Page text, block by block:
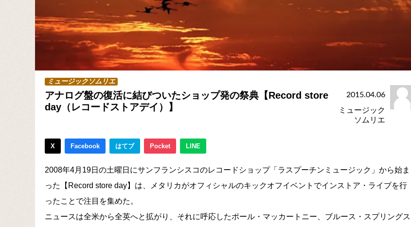
ミュージックソムリエ
アナログ盤の復活に結びついたショップ発の祭典【Record store
day（レコードストアデイ）】
2015.04.06
ミュージック
ソムリエ
X Facebook はてブ Pocket LINE
2008年4月19日の土曜日にサンフランシスコのレコードショップ「ラスプーチンミュージック」から始ま
った【Record store day】は、メタリカがオフィシャルのキックオフイベントでインストア・ライブを行
ったことで注目を集めた。
ニュースは全米から全英へと拡がり、それに呼応したポール・マッカートニー、ブルース・スプリングス